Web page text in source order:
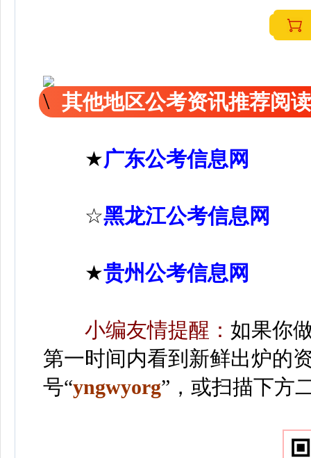
其他地区公考资讯推荐阅读
★广东公考信息网
☆黑龙江公考信息网
★贵州公考信息网
小编友情提醒： 如果你
第一时间内看到新鲜出炉的
号“yngwyorg” ，或扫描下方